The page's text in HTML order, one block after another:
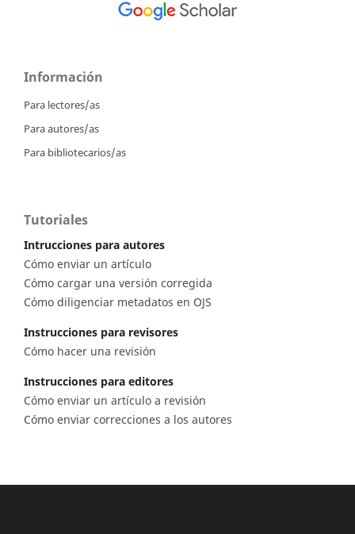
Información
Para lectores/as
Para autores/as
Para bibliotecarios/as
Tutoriales
Intrucciones para autores
Cómo enviar un artículo
Cómo cargar una versión corregida
Cómo diligenciar metadatos en OJS
Instrucciones para revisores
Cómo hacer una revisión
Instrucciones para editores
Cómo enviar un artículo a revisión
Cómo enviar correcciones a los autores